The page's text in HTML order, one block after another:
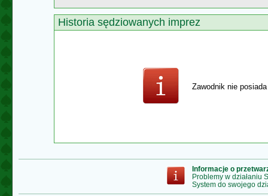
Historia sędziowanych imprez
Zawodnik nie
Informacje o
Problemy w działaniu
System do swojego